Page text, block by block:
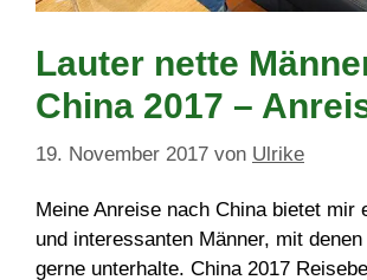
Lauter nette
China 2017 –
19. November 2017 von Ulrike
Meine Anreise nach China bietet mir
und interessanten Männer, mit
gerne unterhalte. China 2017